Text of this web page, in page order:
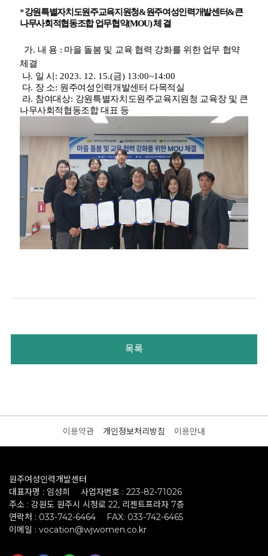
*강원특별자치도원주교육지원청&원주여성인력개발센터&큰
나무사회적협동조합 업무협약(MOU)체결
가. 내 용 : 마을 돌봄 및 교육 협력 강화를 위한 업무 협약
체결
나. 일 시: 2023. 12. 15.(금) 13:00~14:00
다. 장 소: 원주여성인력개발센터 다목적실
라. 참여대상: 강원특별자치도원주교육지원청 교육장 및 큰
나무사회적협동조합 대표 등
목록
이용약관 개인정보처리방침 이용안내
원주여성인력개발센터
대표자명 : 임성희
사업자번호 : 223-82-71026
주소 : 강원도 원주시 시청로 22, 리젠트프라자 7층
연락처 : 033-742-6464
FAX: 033-742-6465
이메일 : vocation@wjwomen.co.kr